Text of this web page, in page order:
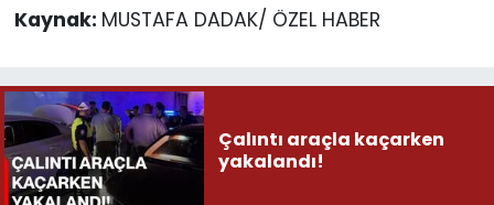
Kaynak: MUSTAFA DADAK/ ÖZEL HABER
Çalıntı araçla kaçarken
yakalandı!